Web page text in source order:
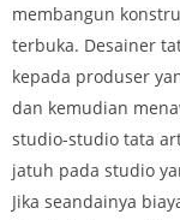
membangun
terbuka. Desainer
kepada produser
dan kemudian
studio-studio tata
jatuh pada studio
Jika seandainya